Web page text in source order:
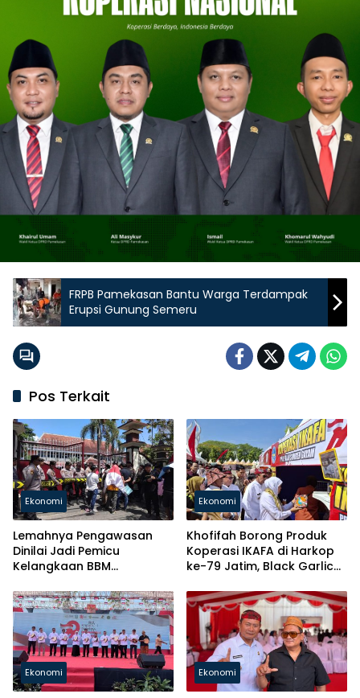
FRPB Pamekasan Bantu Warga Terdampak
Erupsi Gunung Semeru
Pos Terkait
Ekonomi
Lemahnya Pengawasan
Dinilai Jadi Pemicu
Kelangkaan BBM
Ekonomi
Khofifah Borong Produk
Koperasi IKAFA di Harkop
ke-79 Jatim, Black Garlic
Perhatian
Ekonomi Ekonomi